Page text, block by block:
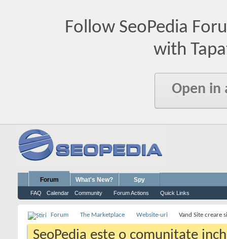
Follow SeoPedia
with
Open in
Forum
FAQ Calendar Community Forum Actions Quick Links
What's New? Spy
Forum The Marketplace Website-uri Vand Site creare
SeoPedia este o comunitate